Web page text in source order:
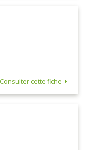
Consulter cette fiche